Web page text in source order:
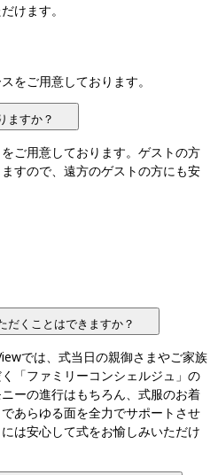
けます。
をご用意しております。
ますか？
ご用意しております。ゲストの方
すので、遠方のゲストの方にも安
だくことはできますか？
では、式当日の親御さまやご家族
「ファミリーコンシェルジュ」の
ーの進行はもちろん、式服のお着
あらゆる面を全力でサポートさせ
は安心して式をお愉しみいただけ